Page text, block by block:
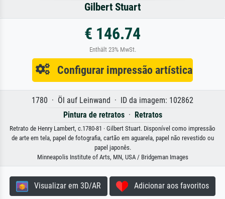
Gilbert Stuart
€ 146.74
Enthält 23% MwSt.
Configurar impressão artística
1780 · Öl auf Leinwand · ID da imagem: 102862
Pintura de retratos· Retratos
Retrato de Henry Lambert, c.1780-81 · Gilbert Stuart. Disponível como impressão
de arte em tela, papel de fotografia, cartão em aguarela, papel não revestido ou
papel japonês.
Minneapolis Institute of Arts, MN, USA / Bridgeman Images
Visualizar em 3D/AR Adicionar aos favoritos